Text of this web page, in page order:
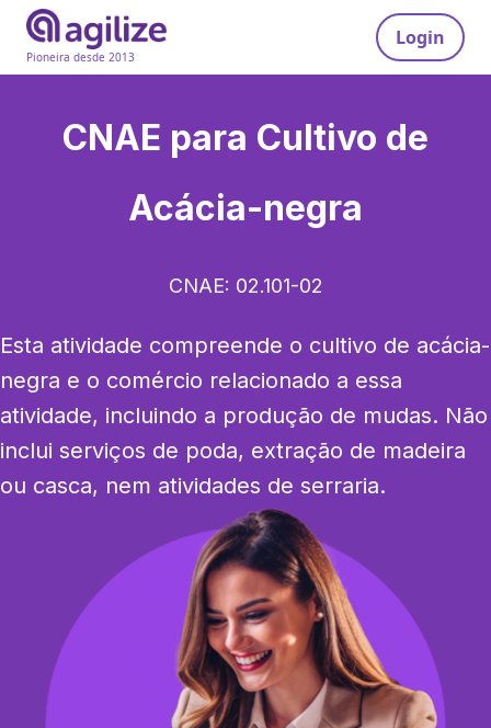
Pioneira desde 2013
Login
CNAE para Cultivo de
Acácia-negra
CNAE: 02.101-02
Esta atividade compreende o cultivo de acácia-
negra e o comércio relacionado a essa
atividade, incluindo a produção de mudas. Não
inclui serviços de poda, extração de madeira
ou casca, nem atividades de serraria.